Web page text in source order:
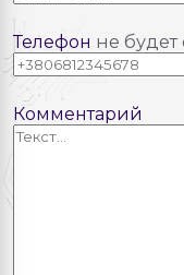
Телефон не будет
Комментарий